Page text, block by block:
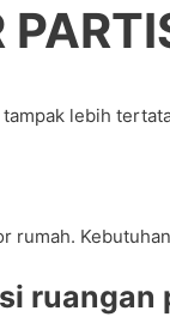
lebih
ruangan